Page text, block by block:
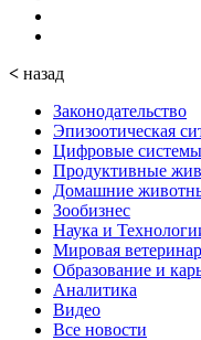
< назад
Законодательство
Эпизоотическая
Цифровые системы
Продуктивные
Домашние
Зообизнес
Наука и
Мировая
Образование и
Аналитика
Видео
Все новости